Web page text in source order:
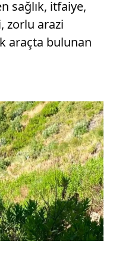
sağlık, itfaiye,
zorlu arazi
araçta bulunan